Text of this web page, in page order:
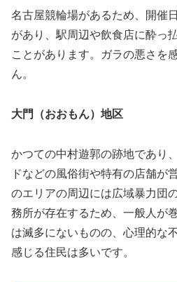
名古屋競輪場があるため、開催
があり、駅周辺や飲食店に酔っ
ことがあります。ガラの悪さを
ん。
大門（おおもん）地区
かつての中村遊郭の跡地であり
ドなどの風俗街や特有の店舗が
のエリアの周辺には広域暴力団
務所が存在するため、一般人が
は滅多にないものの、心理的な
感じる住民は多いです。